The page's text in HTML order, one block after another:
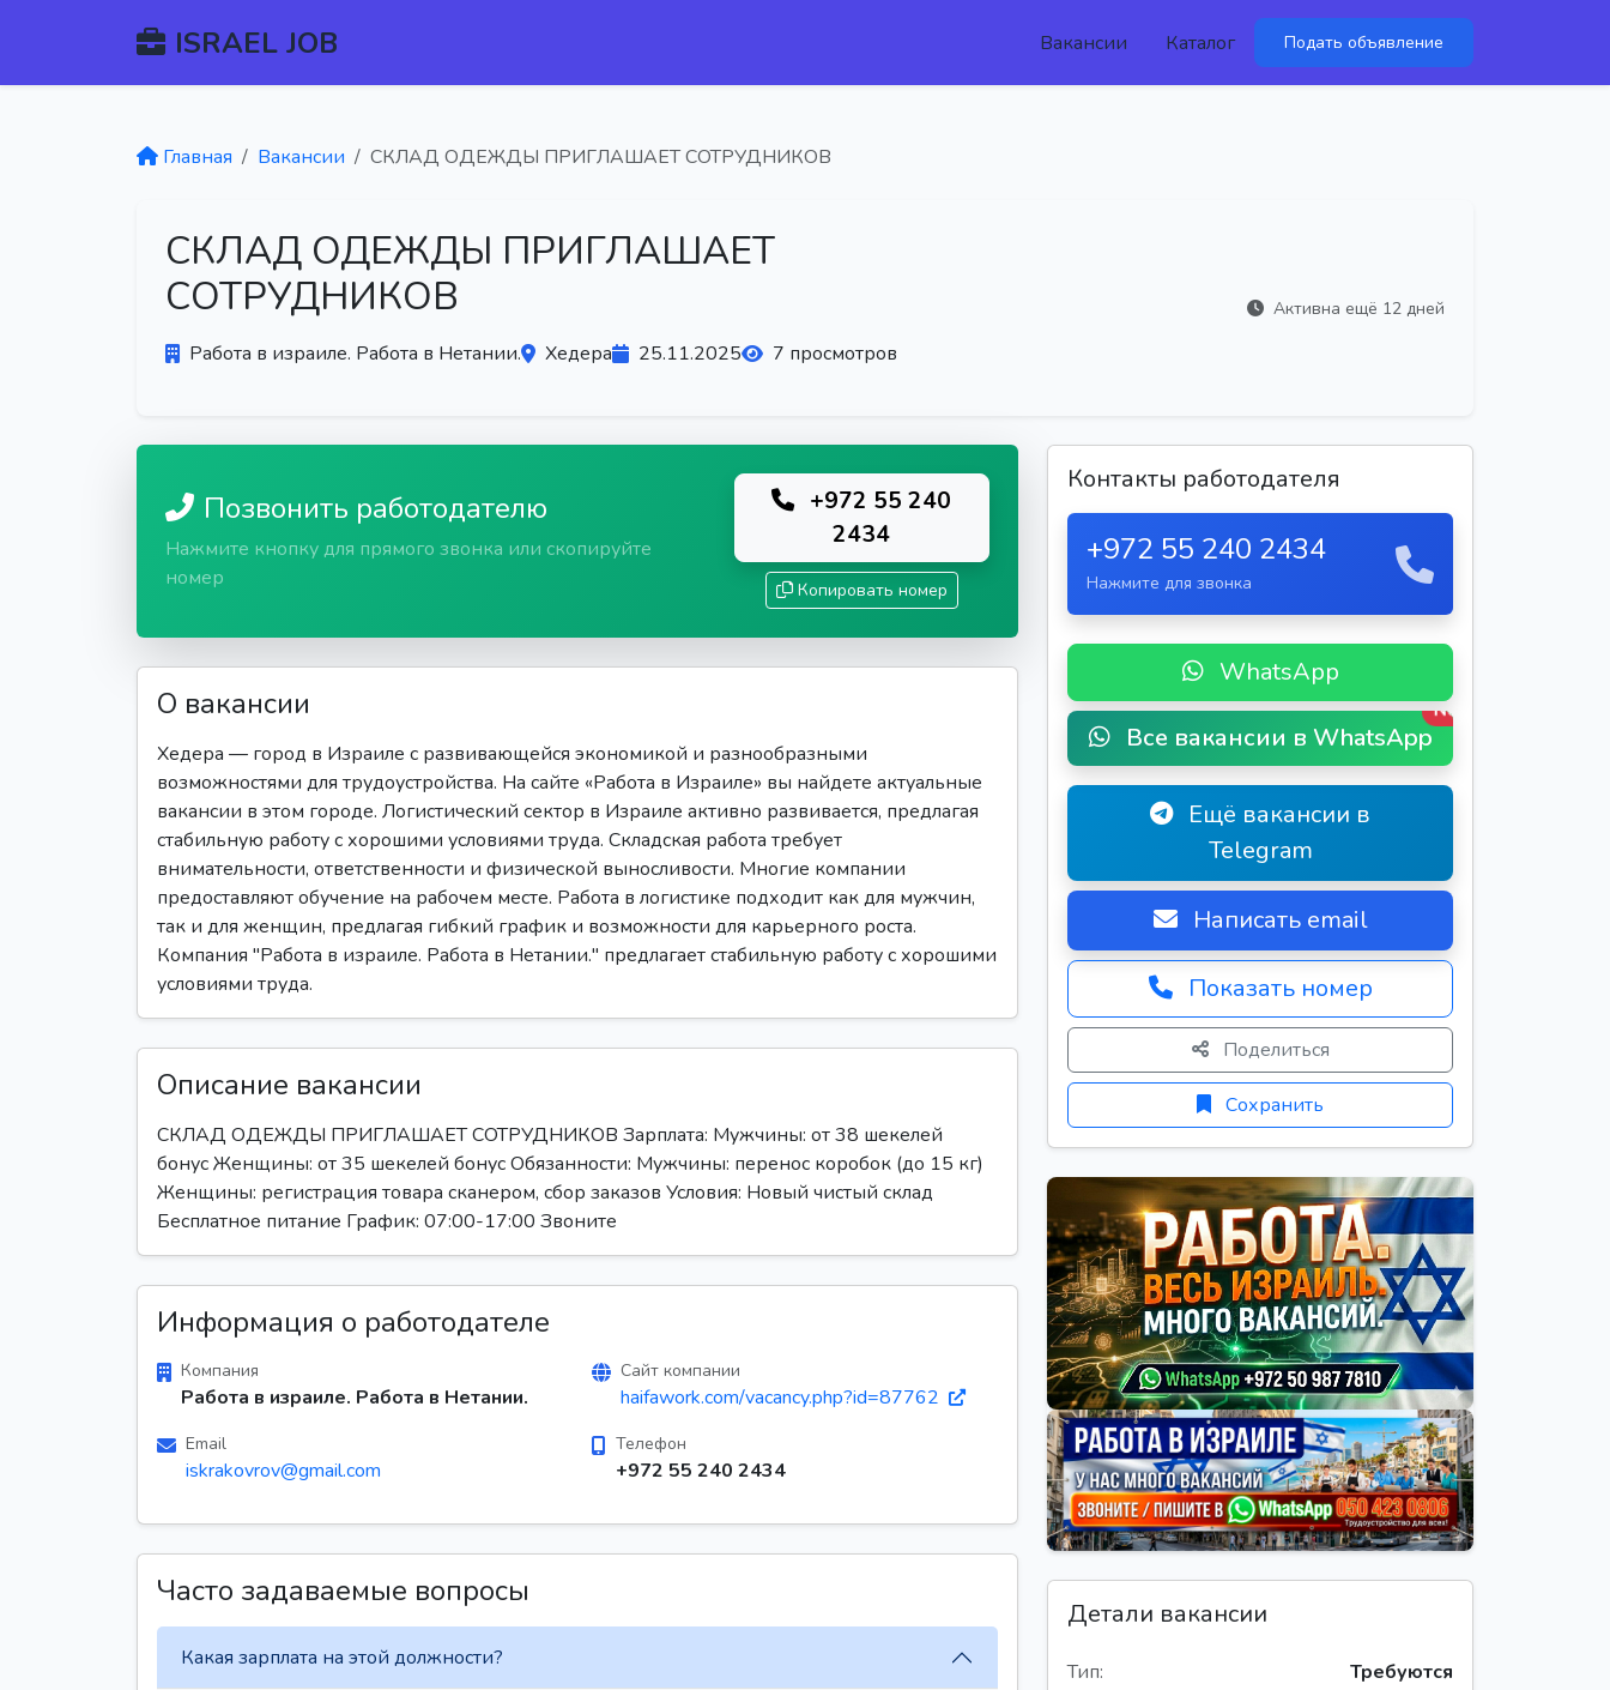
ISRAEL JOB Вакансии Каталог Подать объявление
Главная Вакансии СКЛАД ОДЕЖДЫ ПРИГЛАШАЕТ СОТРУДНИКОВ
СКЛАД ОДЕЖДЫ ПРИГЛАШАЕТ
СОТРУДНИКОВ
Работа в израиле. Работа в Нетании. Хедера 25.11.2025 7 просмотров
Активна ещё 12 дней
Позвонить работодателю
Нажмите кнопку для прямого звонка или скопируйте
номер
+972 55 240
2434
Копировать номер
О вакансии
Хедера — город в Израиле с развивающейся экономикой и разнообразными
возможностями для трудоустройства. На сайте «Работа в Израиле» вы найдете актуальные
вакансии в этом городе. Логистический сектор в Израиле активно развивается, предлагая
стабильную работу с хорошими условиями труда. Складская работа требует
внимательности, ответственности и физической выносливости. Многие компании
предоставляют обучение на рабочем месте. Работа в логистике подходит как для мужчин,
так и для женщин, предлагая гибкий график и возможности для карьерного роста.
Компания "Работа в израиле. Работа в Нетании." предлагает стабильную работу с хорошими
условиями труда.
Описание вакансии
СКЛАД ОДЕЖДЫ ПРИГЛАШАЕТ СОТРУДНИКОВ Зарплата: Мужчины: от 38 шекелей
бонус Женщины: от 35 шекелей бонус Обязанности: Мужчины: перенос коробок (до 15 кг)
Женщины: регистрация товара сканером, сбор заказов Условия: Новый чистый склад
Бесплатное питание График: 07:00-17:00 Звоните
Информация о работодателе
Компания
Работа в израиле. Работа в Нетании.
Сайт компании
haifawork.com/vacancy.php?id=87762
Email
iskrakovrov@gmail.com
Телефон
+972 55 240 2434
Часто задаваемые вопросы
Какая зарплата на этой должности?
Контакты работодателя
+972 55 240 2434
Нажмите для звонка
WhatsApp
Все вакансии в WhatsApp
New
Ещё вакансии в
Telegram
Написать email
Показать номер
Поделиться
Сохранить
Детали вакансии
Тип:
Требуются